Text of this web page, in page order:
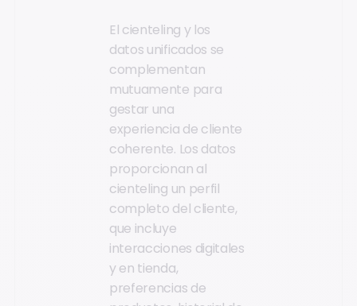
El cienteling y los
datos unificados se
complementan
mutuamente para
gestar una
experiencia de cliente
coherente. Los datos
proporcionan al
cienteling un perfil
completo del cliente,
que incluye
interacciones digitales
y en tienda,
preferencias de